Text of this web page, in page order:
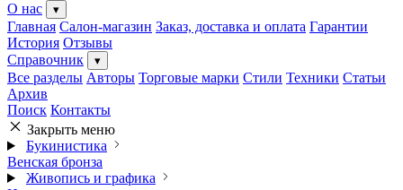
О нас
▾
Главная Салон-магазин Заказ, доставка и оплата Гарантии
История Отзывы
Справочник
▾
Все разделы Авторы Торговые марки Стили Техники Статьи
Архив
Поиск Контакты
Закрыть меню
Букинистика
Венская бронза
Живопись и графика